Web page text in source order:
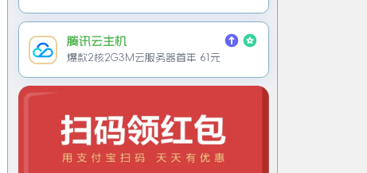
腾讯云主机
爆款2核2G3M云服务器首年 61元